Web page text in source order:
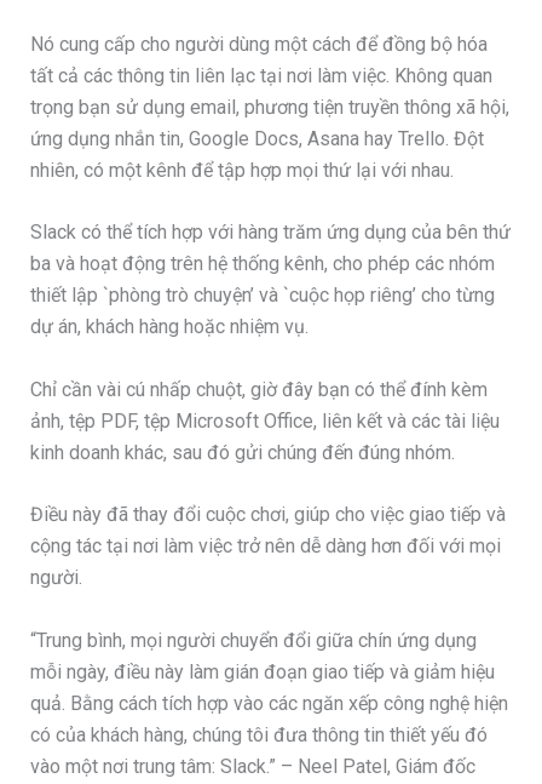
Nó cung cấp cho người dùng một cách để đồng bộ hóa
tất cả các thông tin liên lạc tại nơi làm việc. Không quan
trọng bạn sử dụng email, phương tiện truyền thông xã hội,
ứng dụng nhắn tin, Google Docs, Asana hay Trello. Đột
nhiên, có một kênh để tập hợp mọi thứ lại với nhau.
Slack có thể tích hợp với hàng trăm ứng dụng của bên thứ
ba và hoạt động trên hệ thống kênh, cho phép các nhóm
thiết lập `phòng trò chuyện’ và `cuộc họp riêng’ cho từng
dự án, khách hàng hoặc nhiệm vụ.
Chỉ cần vài cú nhấp chuột, giờ đây bạn có thể đính kèm
ảnh, tệp PDF, tệp Microsoft Office, liên kết và các tài liệu
kinh doanh khác, sau đó gửi chúng đến đúng nhóm.
Điều này đã thay đổi cuộc chơi, giúp cho việc giao tiếp và
cộng tác tại nơi làm việc trở nên dễ dàng hơn đối với mọi
người.
“Trung bình, mọi người chuyển đổi giữa chín ứng dụng
mỗi ngày, điều này làm gián đoạn giao tiếp và giảm hiệu
quả. Bằng cách tích hợp vào các ngăn xếp công nghệ hiện
có của khách hàng, chúng tôi đưa thông tin thiết yếu đó
vào một nơi trung tâm: Slack.” – Neel Patel, Giám đốc